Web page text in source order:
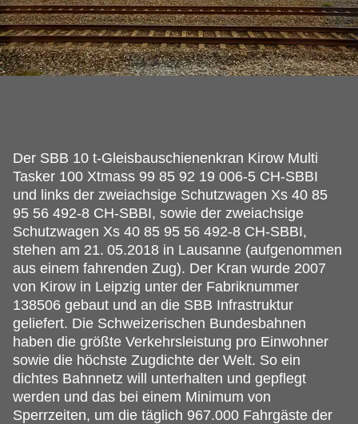
Der SBB 10 t-Gleisbauschienenkran Kirow Multi
Tasker 100 Xtmass 99 85 92 19 006-5 CH-SBBI
und links der zweiachsige Schutzwagen Xs 40 85
95 56 492-8 CH-SBBI, sowie der zweiachsige
Schutzwagen Xs 40 85 95 56 492-8 CH-SBBI,
stehen am 21. 05.2018 in Lausanne (aufgenommen
aus einem fahrenden Zug). Der Kran wurde 2007
von Kirow in Leipzig unter der Fabriknummer
138506 gebaut und an die SBB Infrastruktur
geliefert. Die Schweizerischen Bundesbahnen
haben die größte Verkehrsleistung pro Einwohner
sowie die höchste Zugdichte der Welt. So ein
dichtes Bahnnetz will unterhalten und gepflegt
werden und das bei einem Minimum von
Sperrzeiten, um die täglich 967.000 Fahrgäste der